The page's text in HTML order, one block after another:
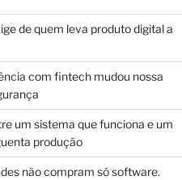
de quem leva produto digital a
com fintech mudou nossa
um sistema que funciona e um
produção
não compram só software.